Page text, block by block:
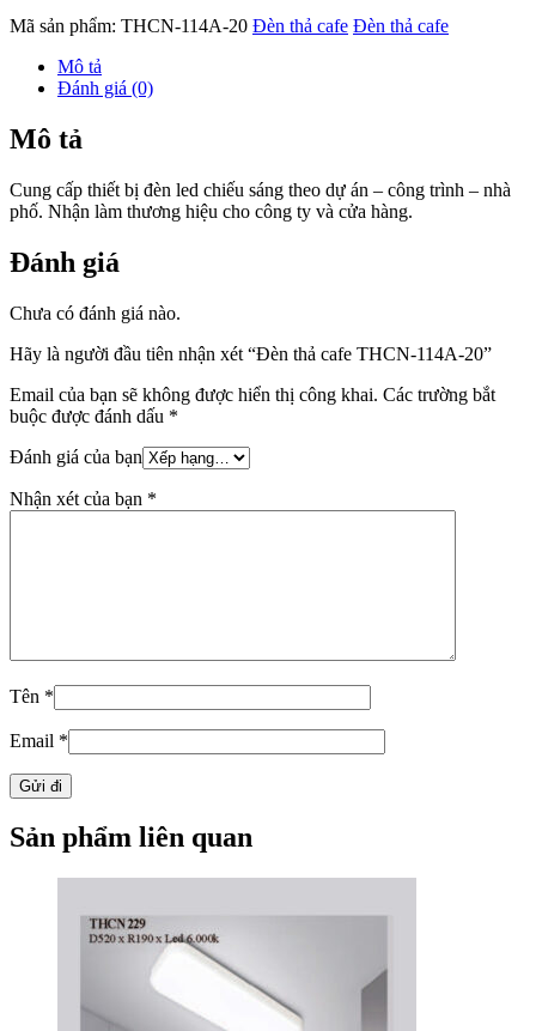
Mã sản phẩm: THCN-114A-20 Đèn thả cafe Đèn thả cafe
Mô tả
Đánh giá (0)
Mô tả
Cung cấp thiết bị đèn led chiếu sáng theo dự án – công trình – nhà
phố. Nhận làm thương hiệu cho công ty và cửa hàng.
Đánh giá
Chưa có đánh giá nào.
Hãy là người đầu tiên nhận xét “Đèn thả cafe THCN-114A-20”
Email của bạn sẽ không được hiển thị công khai. Các trường bắt
buộc được đánh dấu *
Đánh giá của bạn
Nhận xét của bạn *
Tên *
Email *
Sản phẩm liên quan